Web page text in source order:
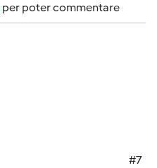
per poter commentare
#7